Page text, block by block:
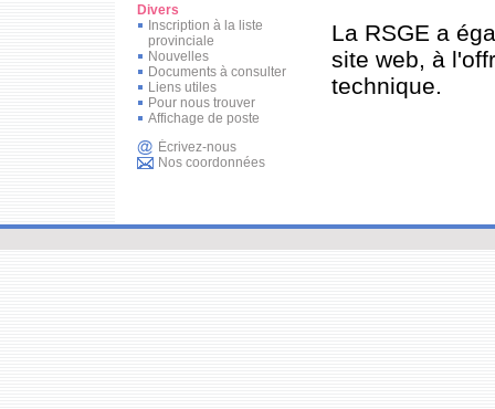
Divers
Inscription à la liste
provinciale
Nouvelles
Documents à consulter
Liens utiles
Pour nous trouver
Affichage de poste
Écrivez-nous
Nos coordonnées
La RSGE a
site web, à
technique.